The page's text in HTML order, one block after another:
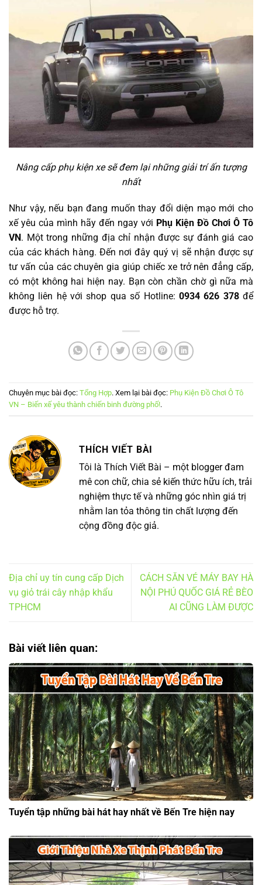
Nâng cấp phụ kiện xe sẽ đem lại những giải trí ấn tượng
nhất
Như vậy, nếu bạn đang muốn thay đổi diện mạo mới cho
xế yêu của mình hãy đến ngay với Phụ Kiện Đồ Chơi Ô Tô
VN . Một trong những địa chỉ nhận được sự đánh giá cao
của các khách hàng. Đến nơi đây quý vị sẽ nhận được sự
tư vấn của các chuyên gia giúp chiếc xe trở nên đẳng cấp,
có một không hai hiện nay. Bạn còn chần chờ gì nữa mà
không liên hệ với shop qua số Hotline: 0934 626 378để
được hỗ trợ.
Chuyên mục bài đọc: Tổng Hợp. Xem lại bài đọc: Phụ Kiện Đồ Chơi Ô Tô
VN – Biến xế yêu thành chiến binh đường phố!.
THÍCH VIẾT BÀI
Tôi là Thích Viết Bài – một blogger đam
mê con chữ, chia sẻ kiến thức hữu ích, trải
nghiệm thực tế và những góc nhìn giá trị
nhằm lan tỏa thông tin chất lượng đến
cộng đồng độc giả.
Địa chỉ uy tín cung cấp Dịch
vụ giỏ trái cây nhập khẩu
TPHCM
CÁCH SĂN VÉ MÁY BAY HÀ
NỘI PHÚ QUỐC GIÁ RẺ BÈO
AI CŨNG LÀM ĐƯỢC
Bài viết liên quan:
Tuyển tập những bài hát hay nhất về Bến Tre hiện nay